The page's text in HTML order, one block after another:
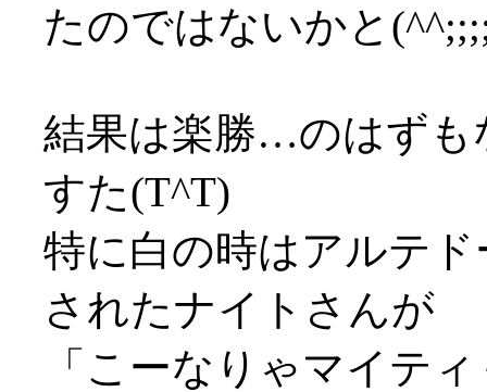
たのではないかと
結果は楽勝…のはずも
すた(T^T)
特に白の時はアルテ
されたナイトさんが
「こーなりゃマイテ